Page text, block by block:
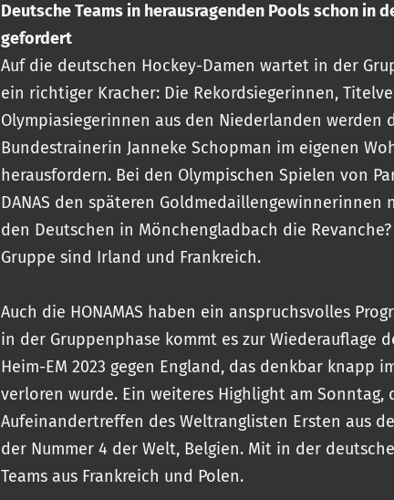
Deutsche Teams in herausragenden Pools schon in
gefordert
Auf die deutschen Hockey-Damen wartet in der
ein richtiger Kracher: Die Rekordsiegerinnen,
Olympiasiegerinnen aus den Niederlanden werden
Bundestrainerin Janneke Schopman im eigenen
herausfordern. Bei den Olympischen Spielen von
DANAS den späteren Goldmedaillengewinnerinnen
den Deutschen in Mönchengladbach die
Gruppe sind Irland und Frankreich.
Auch die HONAMAS haben ein anspruchsvolles
in der Gruppenphase kommt es zur Wiederauflage
Heim-EM 2023 gegen England, das denkbar knapp
verloren wurde. Ein weiteres Highlight am Sonntag,
Aufeinandertreffen des Weltranglisten Ersten aus
der Nummer 4 der Welt, Belgien. Mit in der
Teams aus Frankreich und Polen.